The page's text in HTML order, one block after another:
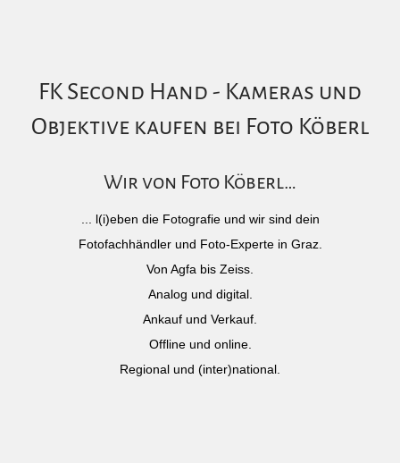
FK Second Hand - Kameras und
Objektive kaufen bei Foto Köberl
Wir von Foto Köberl…
... l(i)eben die Fotografie und wir sind dein
Fotofachhändler und Foto-Experte in Graz.
Von Agfa bis Zeiss.
Analog und digital.
Ankauf und Verkauf.
Offline und online.
Regional und (inter)national.